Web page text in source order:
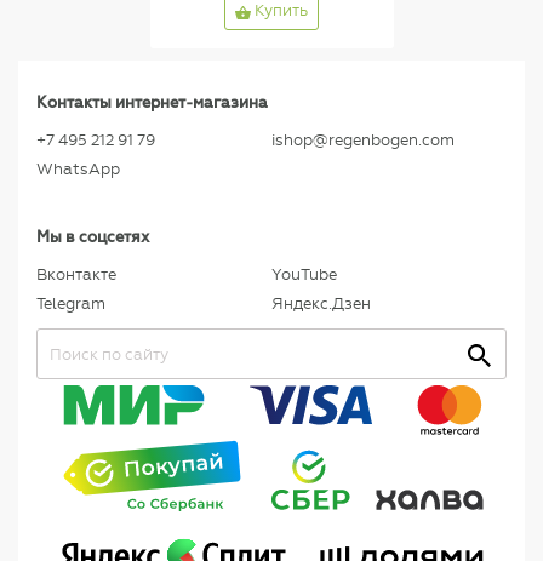
Купить
Контакты интернет-магазина
+7 495 212 91 79
WhatsApp
ishop@regenbogen.com
Мы в соцсетях
Вконтакте
Telegram
YouTube
Яндекс.Дзен